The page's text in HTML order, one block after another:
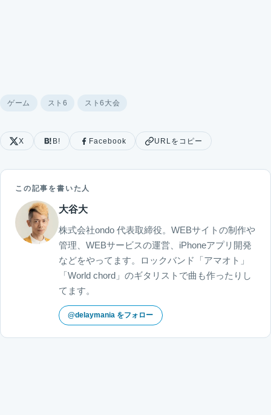
ゲーム スト6 スト6大会
X B! Facebook URLをコピー
この記事を書いた人
大谷大
株式会社ondo 代表取締役。WEBサイトの制作や
管理、WEBサービスの運営、iPhoneアプリ開発
などをやってます。ロックバンド「アマオト」
「World chord」のギタリストで曲も作ったりし
てます。
@delaymania をフォロー